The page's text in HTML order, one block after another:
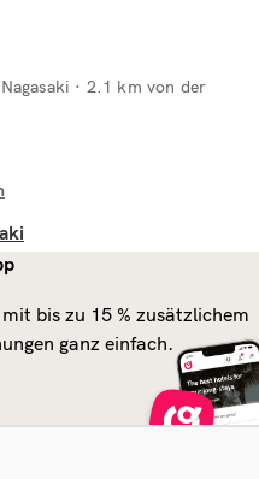
· 2.1 km von der
bis zu 15 % zusätzlichem
ganz einfach.